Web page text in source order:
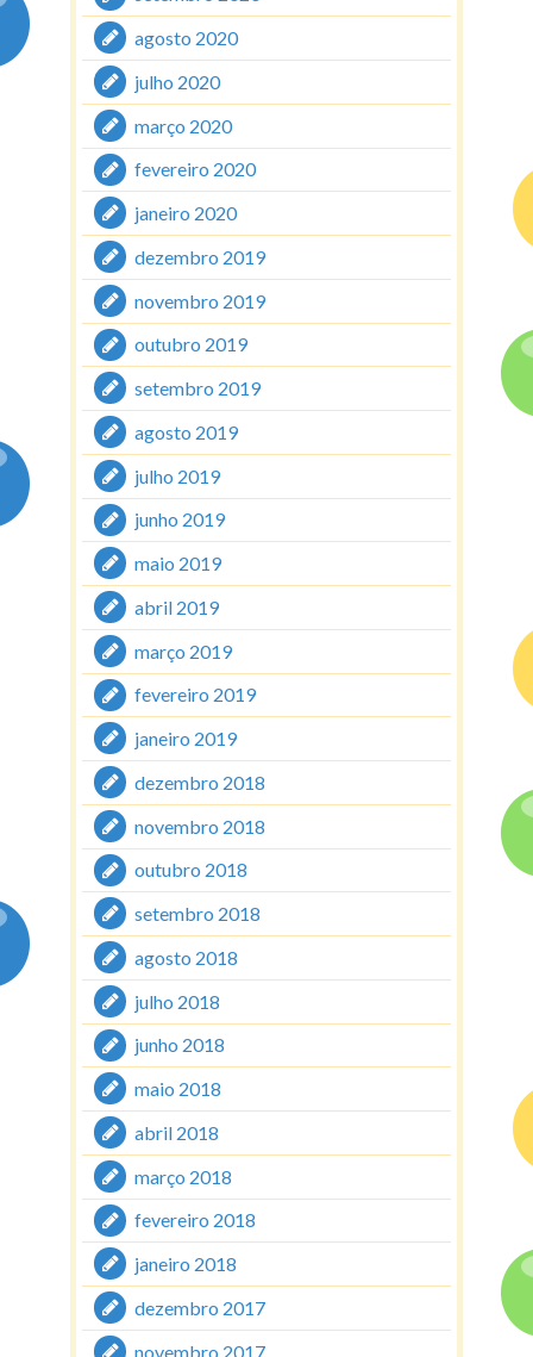
agosto 2020
julho 2020
março 2020
fevereiro 2020
janeiro 2020
dezembro 2019
novembro 2019
outubro 2019
setembro 2019
agosto 2019
julho 2019
junho 2019
maio 2019
abril 2019
março 2019
fevereiro 2019
janeiro 2019
dezembro 2018
novembro 2018
outubro 2018
setembro 2018
agosto 2018
julho 2018
junho 2018
maio 2018
abril 2018
março 2018
fevereiro 2018
janeiro 2018
dezembro 2017
novembro 2017